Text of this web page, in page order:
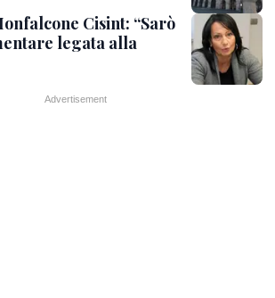
Cisint: “Sarò
legata alla